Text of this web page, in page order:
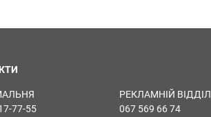
77-55
РЕКЛАМНІЙ ВІДДІЛ
067 569 66 74